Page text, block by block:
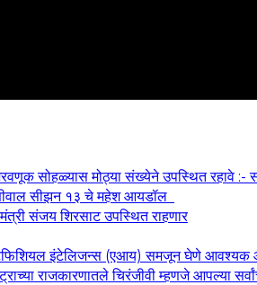
सोहळ्यास मोठ्या संख्येने उपस्थित रहावे :-
सीझन १३ चे महेश आयडॉल
संजय शिरसाट उपस्थित राहणार
इंटेलिजन्स (एआय) समजून घेणे
राजकारणातले चिरंजीवी म्हणजे आपल्या